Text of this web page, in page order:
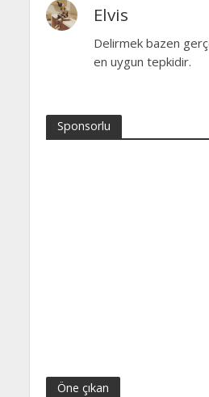
Elvis
Delirmek bazen
en uygun tepkidir.
Sponsorlu
Öne çıkan